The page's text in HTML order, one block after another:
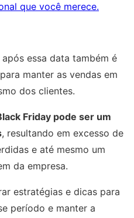
que você merece.
essa data também é
manter as vendas em
dos clientes.
Friday pode ser um
, resultando em excesso de
e até mesmo um
da empresa.
estratégias e dicas para
período e manter a